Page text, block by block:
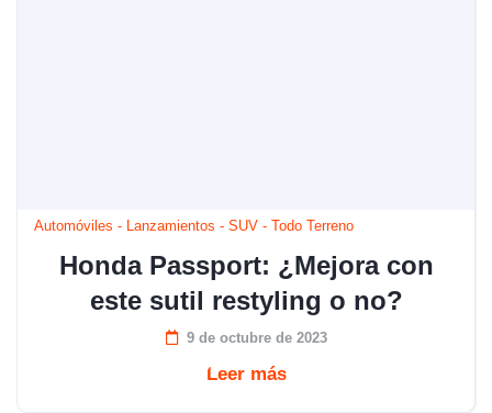
Automóviles - Lanzamientos - SUV - Todo Terreno
Honda Passport: ¿Mejora con
este sutil restyling o no?
9 de octubre de 2023
Leer más